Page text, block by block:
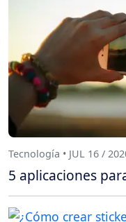
Tecnología • JUL 16 /
5 aplicaciones